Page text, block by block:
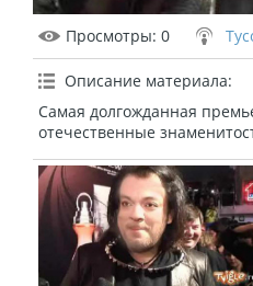
Просмотры: 0
Описание материала:
Cамая долгожданная
отечественные